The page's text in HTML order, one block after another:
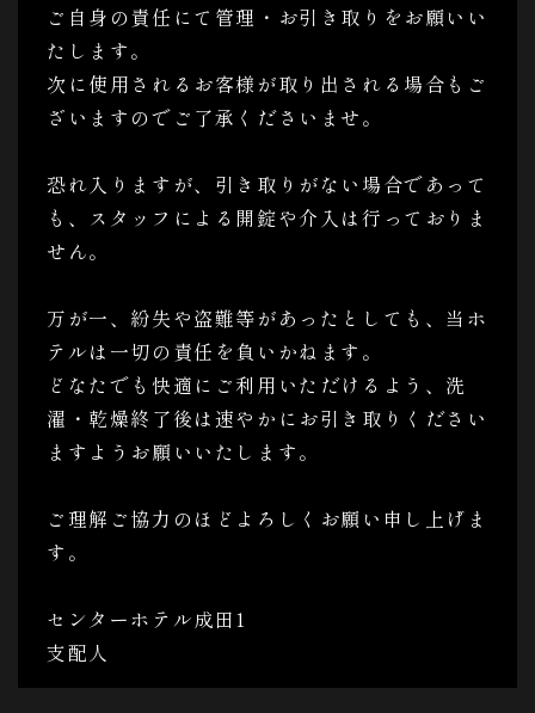
ご自身の責任にて管理・お引き取りをお願いい
たします。
次に使用されるお客様が取り出される場合もご
ざいますのでご了承くださいませ。
恐れ入りますが、引き取りがない場合であって
も、スタッフによる開錠や介入は行っておりま
せん。
万が一、紛失や盗難等があったとしても、当ホ
テルは一切の責任を負いかねます。
どなたでも快適にご利用いただけるよう、洗
濯・乾燥終了後は速やかにお引き取りください
ますようお願いいたします。
ご理解ご協力のほどよろしくお願い申し上げま
す。
センターホテル成田1
支配人